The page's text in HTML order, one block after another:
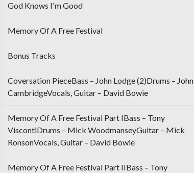
God Knows I'm Good
Memory Of A Free Festival
Bonus Tracks
Coversation PieceBass – John Lodge (2)Drums – John
CambridgeVocals, Guitar – David Bowie
Memory Of A Free Festival Part IBass – Tony
ViscontiDrums – Mick WoodmanseyGuitar – Mick
RonsonVocals, Guitar – David Bowie
Memory Of A Free Festival Part IIBass – Tony